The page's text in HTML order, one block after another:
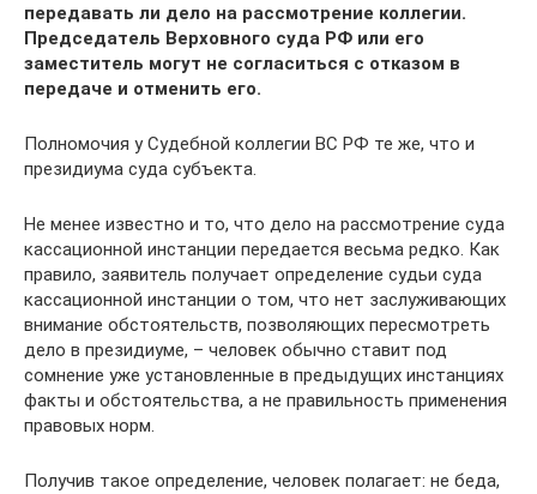
передавать ли дело на рассмотрение коллегии.
Председатель Верховного суда РФ или его
заместитель могут не согласиться с отказом в
передаче и отменить его.
Полномочия у Судебной коллегии ВС РФ те же, что и
президиума суда субъекта.
Не менее известно и то, что дело на рассмотрение суда
кассационной инстанции передается весьма редко. Как
правило, заявитель получает определение судьи суда
кассационной инстанции о том, что нет заслуживающих
внимание обстоятельств, позволяющих пересмотреть
дело в президиуме, – человек обычно ставит под
сомнение уже установленные в предыдущих инстанциях
факты и обстоятельства, а не правильность применения
правовых норм.
Получив такое определение, человек полагает: не беда,